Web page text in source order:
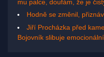
mu palce, doufám, že je
Hodně se změnil,
Jiří Procházka před
Bojovník slibuje